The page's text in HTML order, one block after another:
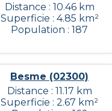
Distance : 10.46 km
Superficie : 4.85 km²
Population : 187
Besme (02300)
Distance : 11.17 km
Superficie : 2.67 km²